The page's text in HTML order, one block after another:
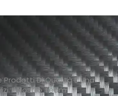
Di Qualità E Una
Il Nostro Team